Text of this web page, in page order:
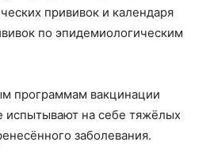
прививок и календаря
по эпидемиологическим
программам вакцинации
испытывают на себе тяжёлых
заболевания.